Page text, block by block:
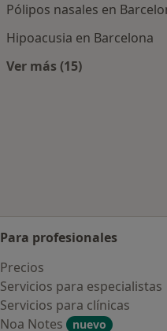
Pólipos nasales en
Hipoacusia en Barcelona
Ver más (15)
Para profesionales
Precios
Servicios para especialistas
Servicios para clínicas
Noa Notes
nuevo